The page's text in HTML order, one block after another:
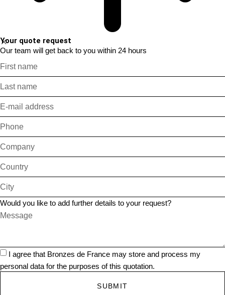
Your quote request
Our team will get back to you within 24 hours
Would you like to add further details to your request?
I agree that Bronzes de France may store and process my
personal data for the purposes of this quotation.
SUBMIT